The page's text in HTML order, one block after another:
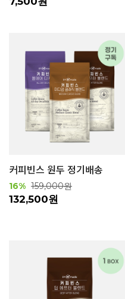
커피빈스 원두 정기배송
16% 159,000원
132,500원